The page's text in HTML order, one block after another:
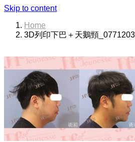
Skip to content
Home
3D列印下巴＋天鵝頸